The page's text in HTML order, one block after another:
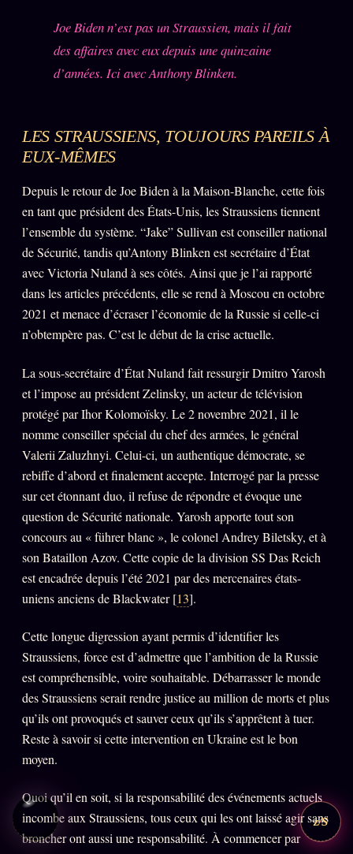
Joe Biden n’est pas un Straussien, mais il fait
des affaires avec eux depuis une quinzaine
d’années. Ici avec Anthony Blinken.
LES STRAUSSIENS, TOUJOURS PAREILS À
EUX-MÊMES
Depuis le retour de Joe Biden à la Maison-Blanche, cette fois
en tant que président des États-Unis, les Straussiens tiennent
l’ensemble du système. “Jake” Sullivan est conseiller national
de Sécurité, tandis qu’Antony Blinken est secrétaire d’État
avec Victoria Nuland à ses côtés. Ainsi que je l’ai rapporté
dans les articles précédents, elle se rend à Moscou en octobre
2021 et menace d’écraser l’économie de la Russie si celle-ci
n’obtempère pas. C’est le début de la crise actuelle.
La sous-secrétaire d’État Nuland fait ressurgir Dmitro Yarosh
et l’impose au président Zelinsky, un acteur de télévision
protégé par Ihor Kolomoïsky. Le 2 novembre 2021, il le
nomme conseiller spécial du chef des armées, le général
Valerii Zaluzhnyi. Celui-ci, un authentique démocrate, se
rebiffe d’abord et finalement accepte. Interrogé par la presse
sur cet étonnant duo, il refuse de répondre et évoque une
question de Sécurité nationale. Yarosh apporte tout son
concours au « führer blanc », le colonel Andrey Biletsky, et à
son Bataillon Azov. Cette copie de la division SS Das Reich
est encadrée depuis l’été 2021 par des mercenaires états-
uniens anciens de Blackwater [13].
Cette longue digression ayant permis d’identifier les
Straussiens, force est d’admettre que l’ambition de la Russie
est compréhensible, voire souhaitable. Débarrasser le monde
des Straussiens serait rendre justice au million de morts et plus
qu’ils ont provoqués et sauver ceux qu’ils s’apprêtent à tuer.
Reste à savoir si cette intervention en Ukraine est le bon
moyen.
Quoi qu’il en soit, si la responsabilité des événements actuels
incombe aux Straussiens, tous ceux qui les ont laissé agir sans
broncher ont aussi une responsabilité. À commencer par
z/S